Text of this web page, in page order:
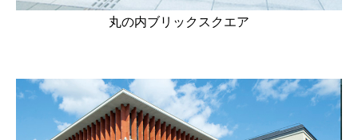
丸の内ブリックスクエア